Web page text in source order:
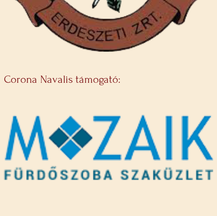
Corona Navalis támogató: